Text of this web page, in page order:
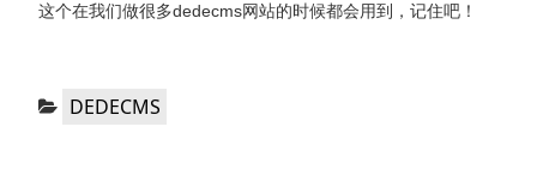
这个在我们做很多dedecms网站的时候都会用到，记住吧！
分
DEDECMS